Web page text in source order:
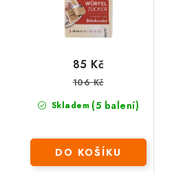
Skladem (5 balení)
85 Kč
106 Kč
DO KOŠÍKU